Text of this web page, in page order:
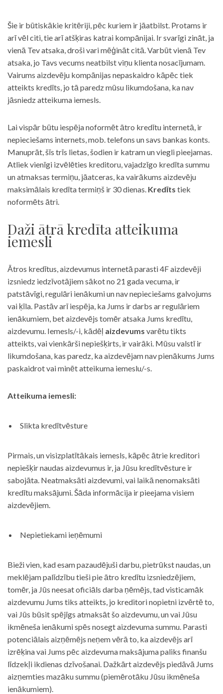
Šie ir būtiskākie kritēriji, pēc kuriem ir jāatbilst. Protams ir
arī vēl citi, tie arī atšķiras katrai kompānijai. Ir svarīgi zināt, ja
vienā Tev atsaka, droši vari mēģināt citā. Varbūt vienā Tev
atsaka, jo Tavs vecums neatbilst viņu klienta nosacījumam.
Vairums aizdevēju kompānijas nepaskaidro kāpēc tiek
atteikts kredīts, jo tā paredz mūsu likumdošana, ka nav
jāsniedz atteikuma iemesls.
Lai vispār būtu iespēja noformēt ātro kredītu internetā, ir
nepieciešams internets, mob. telefons un savs bankas konts.
Manuprāt, šīs trīs lietas, šodien ir katram un viegli pieejamas.
Atliek vienīgi izvēlēties kreditoru, vajadzīgo kredīta summu
un atmaksas termiņu, jāatceras, ka vairākums aizdevēju
maksimālais kredīta termiņš ir 30 dienas. Kredīts tiek
noformēts ātri.
Daži ātrā kredīta atteikuma
iemesli
Ātros kredītus, aizdevumus internetā parasti 4F aizdevēji
izsniedz iedzīvotājiem sākot no 21 gada vecuma, ir
patstāvīgi, regulāri ienākumi un nav nepieciešams galvojums
vai ķīla. Pastāv arī iespēja, ka Jums ir darbs ar regulāriem
ienākumiem, bet aizdevējs tomēr atsaka Jums kredītu,
aizdevumu. Iemesls/-i, kādēļ aizdevums varētu tikts
atteikts, vai vienkārši nepiešķirts, ir vairāki. Mūsu valstī ir
likumdošana, kas paredz, ka aizdevējam nav pienākums Jums
paskaidrot vai minēt atteikuma iemeslu/-s.
Atteikuma iemesli:
Slikta kredītvēsture
Pirmais, un visizplatītākais iemesls, kāpēc ātrie kreditori
nepiešķir naudas aizdevumus ir, ja Jūsu kredītvēsture ir
sabojāta. Neatmaksāti aizdevumi, vai laikā nenomaksāti
kredītu maksājumi. Šāda informācija ir pieejama visiem
aizdevējiem.
Nepietiekami ieņēmumi
Bieži vien, kad esam pazaudējuši darbu, pietrūkst naudas, un
meklējam palīdzību tieši pie ātro kredītu izsniedzējiem,
tomēr, ja Jūs neesat oficiāls darba ņēmējs, tad visticamāk
aizdevumu Jums tiks atteikts, jo kreditori nopietni izvērtē to,
vai Jūs būsit spējīgs atmaksāt šo aizdevumu, un vai Jūsu
ikmēneša ienākumi spēs nosegt aizdevuma summu. Parasti
potenciālais aizņēmējs neņem vērā to, ka aizdevējs arī
izrēķina vai Jums pēc aizdevuma maksājuma paliks finanšu
līdzekļi ikdienas dzīvošanai. Dažkārt aizdevējs piedāvā Jums
aizņemties mazāku summu (piemērotāku Jūsu ikmēneša
ienākumiem).